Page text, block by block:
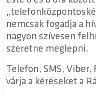
nemcsak fogadja a
nagyon szívesen
szeretne meglepni.
Telefon, SMS, Viber,
várja a kéréseket a